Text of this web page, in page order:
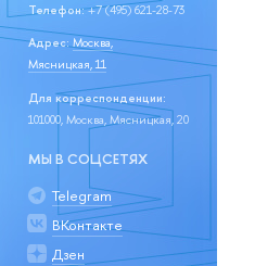
Телефон:+7 (495) 621-28-73
Адрес: Москва,
Мясницкая, 11
Для корреспонденции:
101000, Москва, Мясницкая, 20
МЫ В СОЦСЕТЯХ
Telegram
ВКонтакте
Дзен